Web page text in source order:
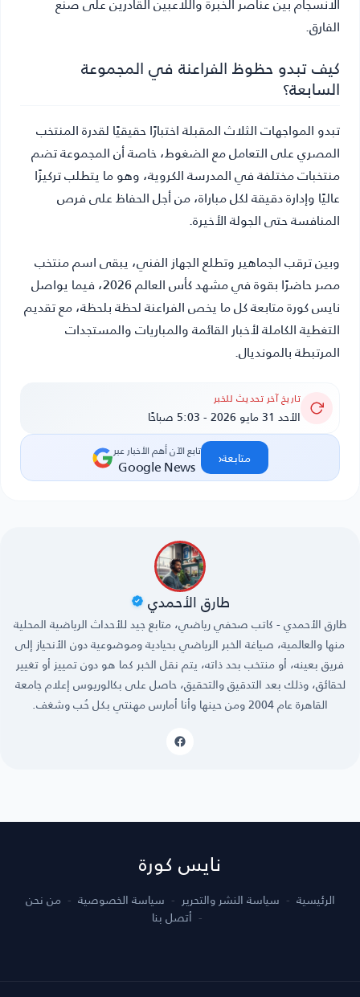
الفارق.
كيف تبدو حظوظ الفراعنة في المجموعة
السابعة؟
تبدو المواجهات الثلاث المقبلة اختبارًا حقيقيًا لقدرة المنتخب
المصري على التعامل مع الضغوط، خاصة أن المجموعة تضم
منتخبات مختلفة في المدرسة الكروية، وهو ما يتطلب تركيزًا
عاليًا وإدارة دقيقة لكل مباراة، من أجل الحفاظ على فرص
المنافسة حتى الجولة الأخيرة.
وبين ترقب الجماهير وتطلع الجهاز الفني، يبقى اسم منتخب
مصر حاضرًا بقوة في مشهد كأس العالم 2026، فيما يواصل
نايس كورةمتابعة كل ما يخص الفراعنة لحظة بلحظة، مع تقديم
التغطية الكاملة لأخبار القائمة والمباريات والمستجدات
المرتبطة بالمونديال.
تاريخ آخر تحديث للخبر
الأحد 31 مايو 2026 - 5:03 صباحًا
تابع الآن أهم الأخبار عبر
Google News متابعة‹
طارق الأحمدي
طارق الأحمدي - كاتب صحفي رياضي، متابع جيد للأحداث الرياضية المحلية
منها والعالمية، صياغة الخبر الرياضي بحيادية وموضوعية دون الأنحياز إلى
فريق بعينه، أو منتخب بحد ذاته، يتم نقل الخبر كما هو دون تمييز أو تغيير
لحقائق، وذلك بعد التدقيق والتحقيق، حاصل على بكالوريوس إعلام جامعة
القاهرة عام 2004 ومن حينها وأنا أمارس مهنتي بكل حُب وشغف.
نايس كورة
الرئيسية سياسة النشر والتحرير سياسة الخصوصية
من نحن
أتصل بنا